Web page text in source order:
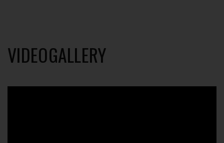
VIDEOGALLERY